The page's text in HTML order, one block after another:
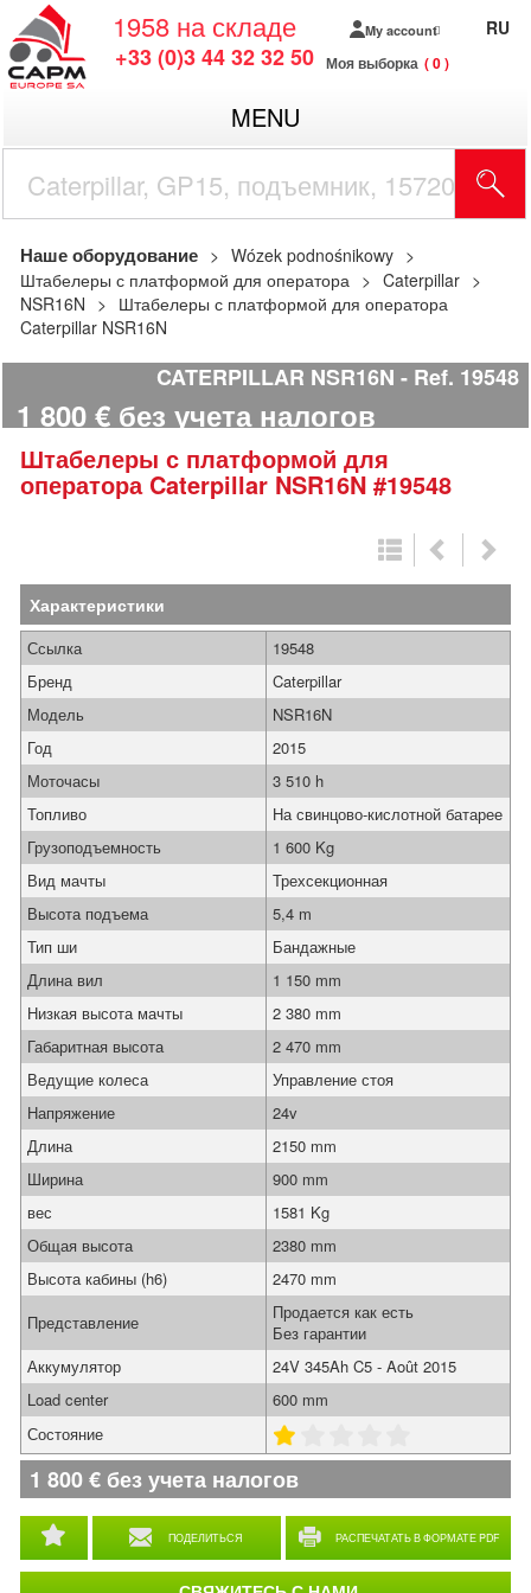
1958 на складе
+33 (0)3 44 32 32 50
My account
Моя выборка 0
RU
MENU
Наше оборудование
Wózek podnośnikowy
Штабелеры с платформой для оператора
Caterpillar
NSR16N
Штабелеры с платформой для оператора
Caterpillar NSR16N
CATERPILLAR NSR16N Ref. 19548
1 800 € без учета налогов
Штабелеры с платформой для
оператора Caterpillar NSR16N #19548
Характеристики
ПОДЕЛИТЬСЯ РАСПЕЧАТАТЬ В ФОРМАТЕ PDF
Ссылка
19548
Бренд
Caterpillar
Модель
NSR16N
Год
2015
Моточасы
3 510 h
Топливо
На свинцово-кислотной батарее
Грузоподъемность
1 600 Kg
Вид мачты
Трехсекционная
Высота подъема
5,4 m
Тип ши
Бандажные
Длина вил
1 150 mm
Низкая высота мачты
2 380 mm
Габаритная высота
2 470 mm
Ведущие колеса
Управление стоя
Напряжение
24v
Длина
2150 mm
Ширина
900 mm
вес
1581 Kg
Общая высота
2380 mm
Высота кабины (h6)
2470 mm
Представление
Продается как есть
Без гарантии
Аккумулятор
24V 345Ah C5 - Août 2015
Load center
600 mm
Состояние
1 800€ без учета налогов